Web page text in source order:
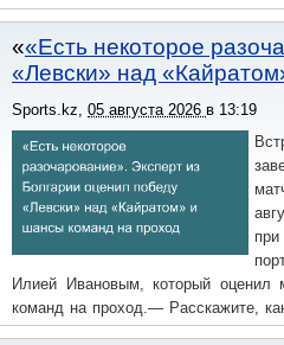
«Есть некоторое
«Левски» над
Sports.kz, 05 августа 2026 в 13:19
Илией Ивановым, который
команд на проход.— Расскажите,
ожидал, что «Левски» предстоит